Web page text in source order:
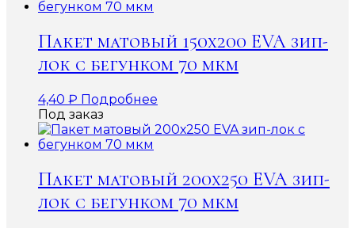
Пакет матовый 150х200 EVA зип-
лок с бегунком 70 мкм
4,40 ₽ Подробнее
Под заказ
Пакет матовый 200х250 EVA зип-
лок с бегунком 70 мкм